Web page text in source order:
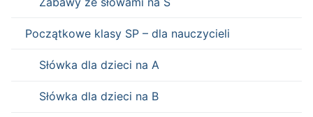
Początkowe klasy SP – dla nauczycieli
Słówka dla dzieci na A
Słówka dla dzieci na B